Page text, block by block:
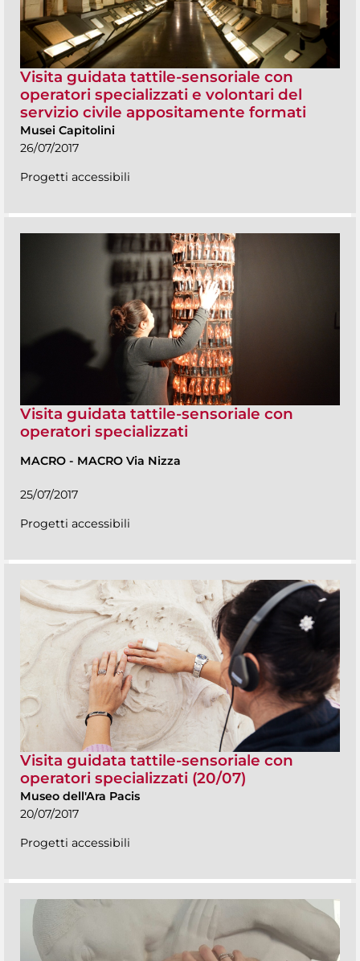
Visita guidata tattile-sensoriale con
operatori specializzati e volontari del
servizio civile appositamente formati
Musei Capitolini
26/07/2017
Progetti accessibili
Visita guidata tattile-sensoriale con
operatori specializzati
MACRO - MACRO Via Nizza
25/07/2017
Progetti accessibili
Visita guidata tattile-sensoriale con
operatori specializzati (20/07)
Museo dell'Ara Pacis
20/07/2017
Progetti accessibili